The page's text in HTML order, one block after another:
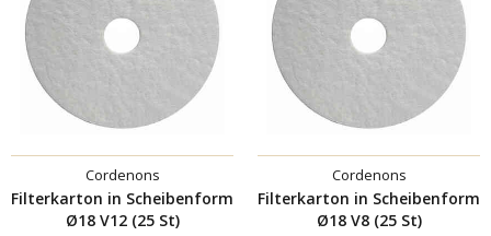
Cordenons
Filterkarton in Scheibenform
Ø18 V12 (25 St)
Cordenons
Filterkarton in Scheibenform
Ø18 V8 (25 St)